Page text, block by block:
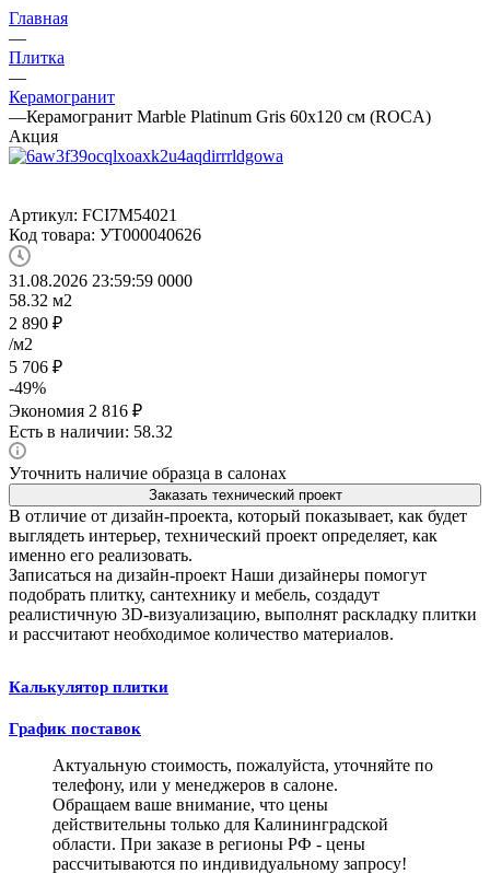
Главная
—
Плитка
—
Керамогранит
—Керамогранит Marble Platinum Gris 60x120 см (ROCA)
Акция
Артикул: FCI7M54021
Код товара: УТ000040626
31.08.2026 23:59:59 0000
58.32 м2
2 890 ₽
/м2
5 706 ₽
-49%
Экономия 2 816 ₽
Есть в наличии: 58.32
Уточнить наличие образца в салонах
Заказать технический проект
В отличие от дизайн-проекта, который показывает, как будет
выглядеть интерьер, технический проект определяет, как
именно его реализовать.
Записаться на дизайн-проект Наши дизайнеры помогут
подобрать плитку, сантехнику и мебель, создадут
реалистичную 3D-визуализацию, выполнят раскладку плитки
и рассчитают необходимое количество материалов.
Калькулятор плитки
График поставок
Актуальную стоимость, пожалуйста, уточняйте по
телефону, или у менеджеров в салоне.
Обращаем ваше внимание, что цены
действительны только для Калининградской
области. При заказе в регионы РФ - цены
рассчитываются по индивидуальному запросу!